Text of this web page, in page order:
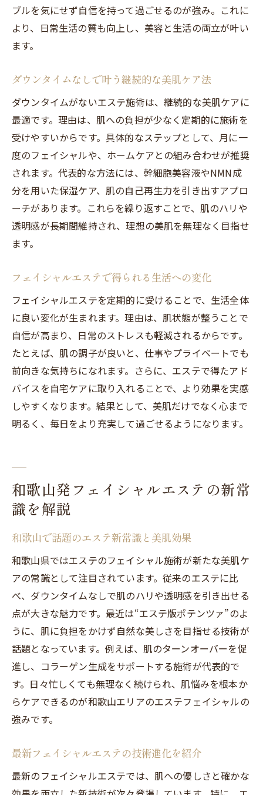
ブルを気にせず自信を持って過ごせるのが強み。これに
より、日常生活の質も向上し、美容と生活の両立が叶い
ます。
ダウンタイムなしで叶う継続的な美肌ケア法
ダウンタイムがないエステ施術は、継続的な美肌ケアに
最適です。理由は、肌への負担が少なく定期的に施術を
受けやすいからです。具体的なステップとして、月に一
度のフェイシャルや、ホームケアとの組み合わせが推奨
されます。代表的な方法には、幹細胞美容液やNMN成
分を用いた保湿ケア、肌の自己再生力を引き出すアプロ
ーチがあります。これらを繰り返すことで、肌のハリや
透明感が長期間維持され、理想の美肌を無理なく目指せ
ます。
フェイシャルエステで得られる生活への変化
フェイシャルエステを定期的に受けることで、生活全体
に良い変化が生まれます。理由は、肌状態が整うことで
自信が高まり、日常のストレスも軽減されるからです。
たとえば、肌の調子が良いと、仕事やプライベートでも
前向きな気持ちになれます。さらに、エステで得たアド
バイスを自宅ケアに取り入れることで、より効果を実感
しやすくなります。結果として、美肌だけでなく心まで
明るく、毎日をより充実して過ごせるようになります。
和歌山発フェイシャルエステの新常
識を解説
和歌山で話題のエステ新常識と美肌効果
和歌山県ではエステのフェイシャル施術が新たな美肌ケ
アの常識として注目されています。従来のエステに比
べ、ダウンタイムなしで肌のハリや透明感を引き出せる
点が大きな魅力です。最近は“エステ版ポテンツァ”のよ
うに、肌に負担をかけず自然な美しさを目指せる技術が
話題となっています。例えば、肌のターンオーバーを促
進し、コラーゲン生成をサポートする施術が代表的で
す。日々忙しくても無理なく続けられ、肌悩みを根本か
らケアできるのが和歌山エリアのエステフェイシャルの
強みです。
最新フェイシャルエステの技術進化を紹介
最新のフェイシャルエステでは、肌への優しさと確かな